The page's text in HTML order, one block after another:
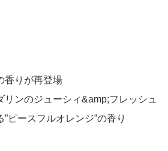
香りが再登場
ンのジューシィ&amp;フレッシュ
ピースフルオレンジ”の香り